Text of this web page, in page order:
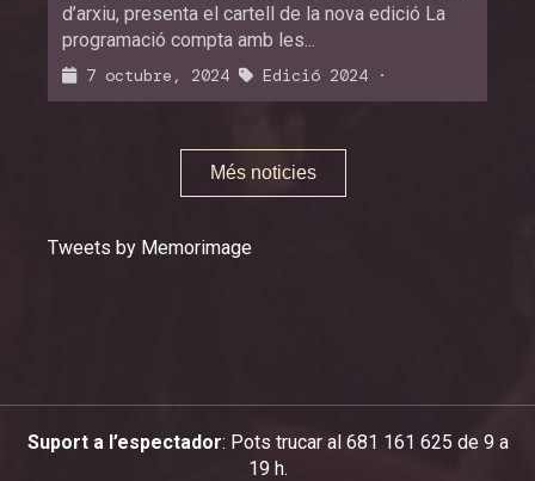
d’arxiu, presenta el cartell de la nova edició La
programació compta amb les...
7 octubre, 2024 Edició 2024 ·
Més noticies
Tweets by Memorimage
Suport a l’espectador: Pots trucar al 681 161 625 de 9 a
19 h.